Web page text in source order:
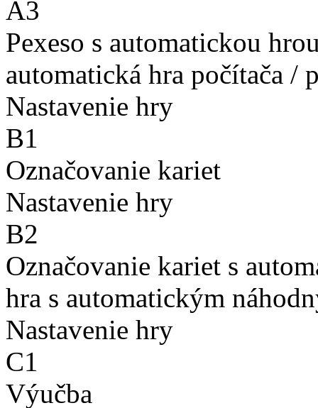
A3
Pexeso s automatickou
automatická hra počítača /
Nastavenie hry
B1
Označovanie kariet
Nastavenie hry
B2
Označovanie kariet s
hra s automatickým
Nastavenie hry
C1
Výučba